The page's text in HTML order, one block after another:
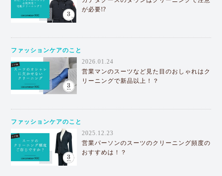
が必要!?
ファッションケアのこと
2026.01.24
営業マンのスーツなど見た目のおしゃれはク
リーニングで新品以上！？
ファッションケアのこと
2025.12.23
営業パーソンのスーツのクリーニング頻度の
おすすめは！？